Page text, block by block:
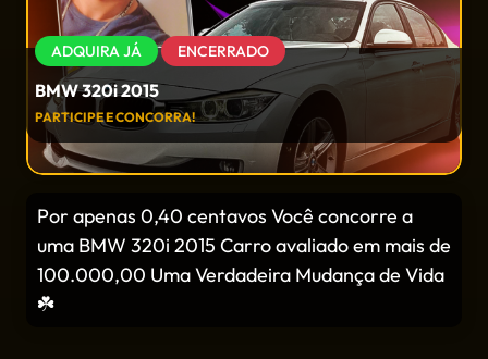
ADQUIRA JÁ ENCERRADO
BMW 320i 2015
PARTICIPE E CONCORRA!
Por apenas 0,40 centavos Você concorre a
uma BMW 320i 2015 Carro avaliado em mais de
100.000,00 Uma Verdadeira Mudança de Vida
☘️